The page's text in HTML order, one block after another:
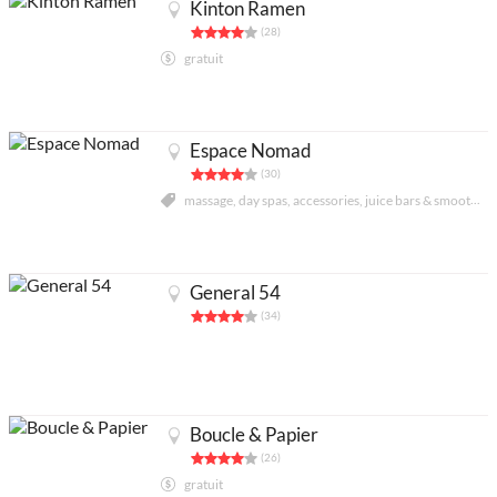
Acheter abonnés Instagram et Facebook
Google Ads Click Fraud Protection and Prevention
Kinton Ramen
(28)
gratuit
Espace Nomad
(30)
General 54
(34)
Boucle & Papier
(26)
gratuit